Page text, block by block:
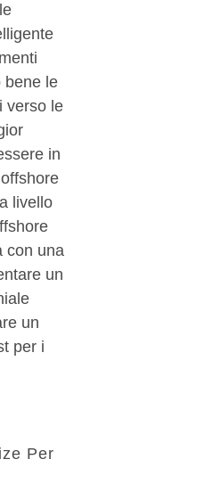
bene le
verso le
in
livello
con una
un
un
per i
Per